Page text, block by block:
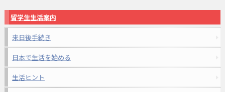
留学生生活案内
来日後手続き
日本で生活を始める
生活ヒント